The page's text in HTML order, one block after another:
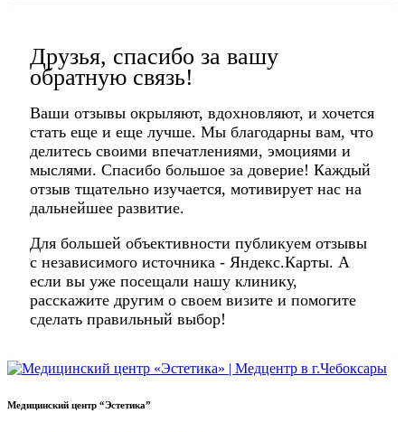
Друзья, спасибо за вашу
обратную связь!
Ваши отзывы окрыляют, вдохновляют, и хочется
стать еще и еще лучше. Мы благодарны вам, что
делитесь своими впечатлениями, эмоциями и
мыслями. Спасибо большое за доверие! Каждый
отзыв тщательно изучается, мотивирует нас на
дальнейшее развитие.
Для большей объективности публикуем отзывы
с независимого источника - Яндекс.Карты. А
если вы уже посещали нашу клинику,
расскажите другим о своем визите и помогите
сделать правильный выбор!
Медицинский центр “Эстетика”